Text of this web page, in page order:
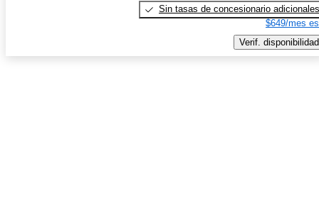
Sin tasas de concesionario adicionales
$649/mes
Verif. disponibilidad